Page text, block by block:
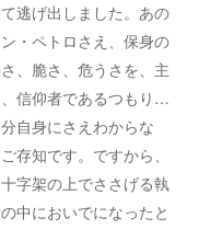
逃げ出しました。あの
・ペトロさえ、保身の
、脆さ、危うさを、主
信仰者であるつもり…
自身にさえわからな
存知です。ですから、
字架の上でささげる執
中においでになったと